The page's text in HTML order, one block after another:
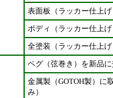
表面板（ラッカー仕上
ボディ（ラッカー仕上
全塗装（ラッカー仕上
ペグ（弦巻き）を新品
金属製（GOTOH製）に
み）